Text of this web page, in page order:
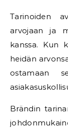
Tarinoiden
arvojaan ja
kanssa. Kun
heidän
ostamaan
Brändin